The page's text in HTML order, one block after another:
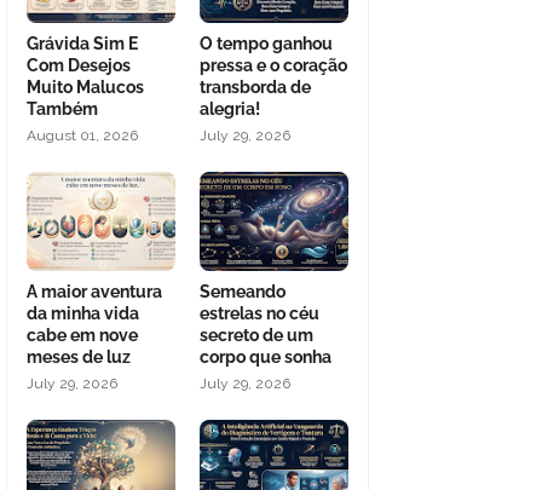
Grávida Sim E
Com Desejos
Muito Malucos
Também
August 01, 2026
O tempo ganhou
pressa e o coração
transborda de
alegria!
July 29, 2026
A maior aventura
da minha vida
cabe em nove
meses de luz
July 29, 2026
Semeando
estrelas no céu
secreto de um
corpo que sonha
July 29, 2026